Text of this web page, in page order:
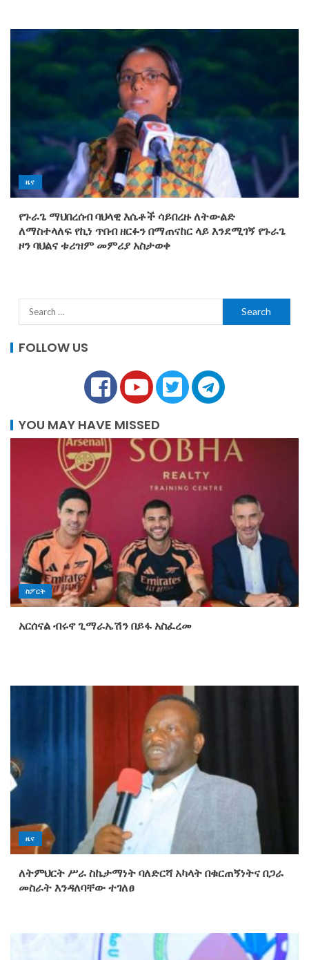
ዜና
የጉራጌ ማህበረሰብ ባህላዊ እሴቶች ሳይበረዙ ለትውልድ
ለማስተላለፍ የኪነ ጥበብ ዘርፉን በማጠናከር ላይ እንደሚገኝ የጉራጌ
ዞን ባህልና ቱሪዝም መምሪያ አስታወቀ
FOLLOW US
YOU MAY HAVE MISSED
ስፖርት
አርሰናል ብሩኖ ጊማራኤሽን በይፋ አስፈረመ
ዜና
ለትምህርት ሥራ ስኬታማነት ባለድርሻ አካላት በቁርጠኝነትና በጋራ
መስራት እንዳለባቸው ተገለፀ